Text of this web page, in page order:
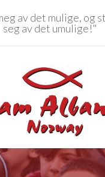
av det mulige, og
seg av det umulige!"